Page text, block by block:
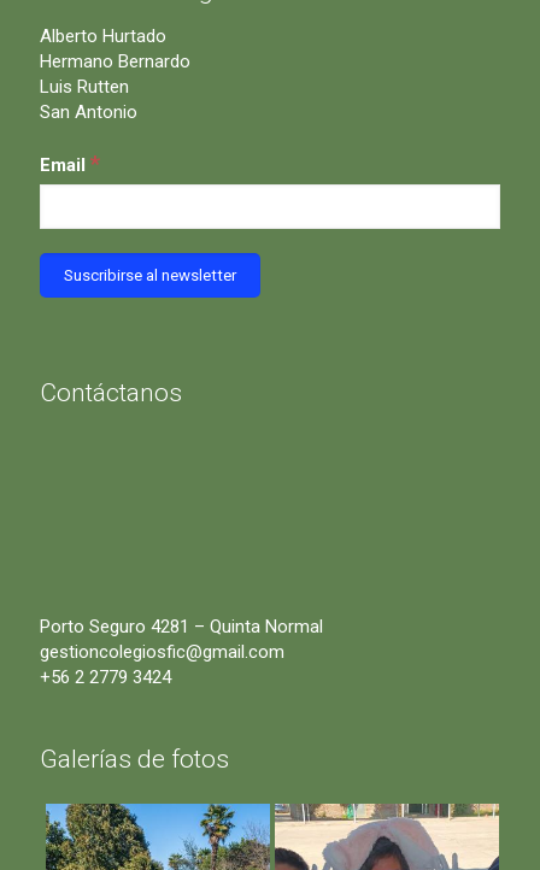
Alberto Hurtado
Hermano Bernardo
Luis Rutten
San Antonio
Email *
Contáctanos
Porto Seguro 4281 – Quinta Normal
gestioncolegiosfic@gmail.com
+56 2 2779 3424
Galerías de fotos